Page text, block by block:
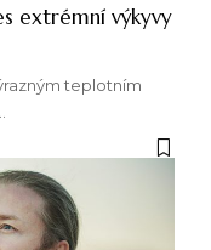
extrémní výkyvy
teplotním